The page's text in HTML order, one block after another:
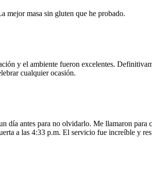
mejor masa sin gluten que he probado.
y el ambiente fueron excelentes.
cualquier ocasión.
antes para no olvidarlo. Me llamaron para
a las 4:33 p.m. El servicio fue increíble y